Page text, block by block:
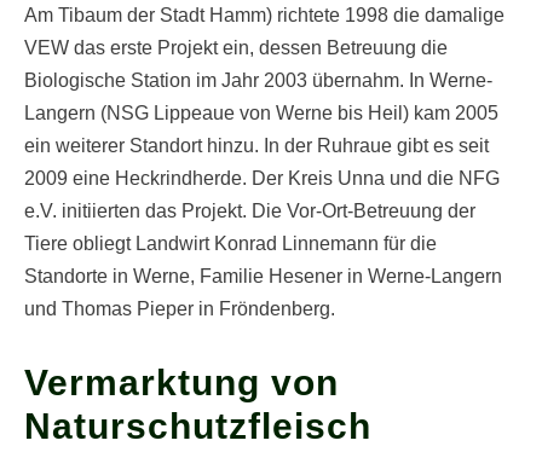
Am Tibaum der Stadt Hamm) richtete 1998 die damalige
VEW das erste Projekt ein, dessen Betreuung die
Biologische Station im Jahr 2003 übernahm. In Werne-
Langern (NSG Lippeaue von Werne bis Heil) kam 2005
ein weiterer Standort hinzu. In der Ruhraue gibt es seit
2009 eine Heckrindherde. Der Kreis Unna und die NFG
e.V. initiierten das Projekt. Die Vor-Ort-Betreuung der
Tiere obliegt Landwirt Konrad Linnemann für die
Standorte in Werne, Familie Hesener in Werne-Langern
und Thomas Pieper in Fröndenberg.
Vermarktung von
Naturschutz­fleisch